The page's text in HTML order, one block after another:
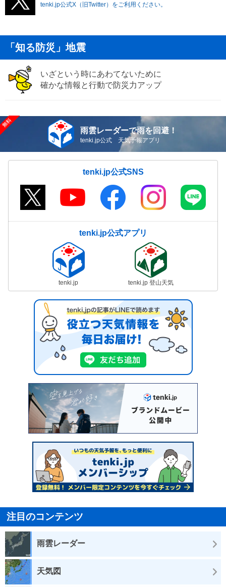
tenki.jp公式X（旧Twitter）をご利用ください。
「知る防災」地震
いざという時にあわてないために
確かな情報と行動で防災力アップ
雨雲レーダーで雨を回避！
tenki.jp公式 天気予報アプリ
tenki.jp公式SNS
tenki.jp公式アプリ
tenki.jp tenki.jp 登山天気
注目のコンテンツ
雨雲レーダー
天気図